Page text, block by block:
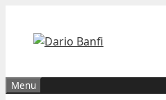
contenuto
Menu